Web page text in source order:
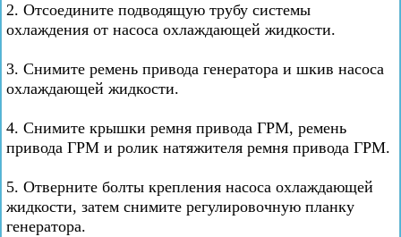
2. Отсоедините подводящую трубу системы
охлаждения от насоса охлаждающей жидкости.
3. Снимите ремень привода генератора и шкив насоса
охлаждающей жидкости.
4. Снимите крышки ремня привода ГРМ, ремень
привода ГРМ и ролик натяжителя ремня привода ГРМ.
5. Отверните болты крепления насоса охлаждающей
жидкости, затем снимите регулировочную планку
генератора.